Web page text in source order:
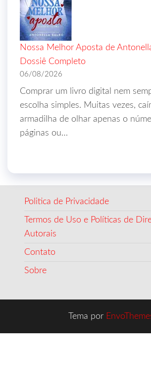
Nossa Melhor Aposta de
Dossiê Completo
06/08/2026
Comprar um livro digital nem
escolha simples. Muitas vezes,
armadilha de olhar apenas o
páginas ou…
Politica de Privacidade
Termos de Uso e Políticas de
Autorais
Contato
Sobre
Tema por